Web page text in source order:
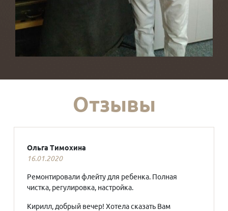
Отзывы
Ольга Тимохина
16.01.2020
Ремонтировали флейту для ребенка. Полная
чистка, регулировка, настройка.
Кирилл, добрый вечер! Хотела сказать Вам